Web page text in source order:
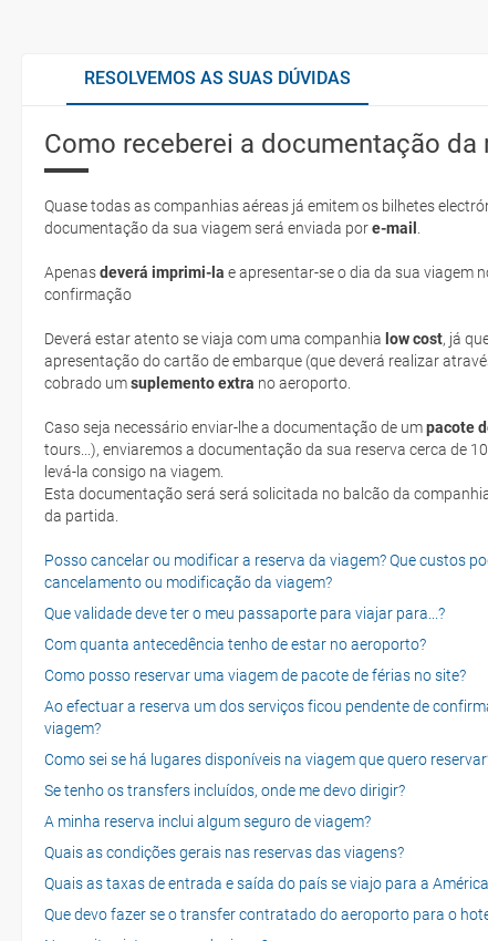
RESOLVEMOS AS SUAS DÚVIDAS
Como receberei a documentação da
Quase todas as companhias aéreas já emitem os bilhetes
documentação da sua viagem será enviada pore-mail
Apenasdeverá imprimi-la e apresentar-se o dia da sua viagem
confirmação
Deverá estar atento se viaja com uma companhia low cost, já
apresentação do cartão de embarque (que deverá realizar
cobrado umsuplemento extra no aeroporto.
Caso seja necessário enviar-lhe a documentação de umpacote
tours...), enviaremos a documentação da sua reserva cerca de
levá-la consigo na viagem.
Esta documentação será será solicitada no balcão da companhia aéreen ao realizar o check-in no dia
da partida.
Posso cancelar ou modificar a reserva da viagem? Que custos
cancelamento ou modificação da viagem?
Que validade deve ter o meu passaporte para viajar para...?
Com quanta antecedência tenho de estar no aeroporto?
Como posso reservar uma viagem de pacote de férias no site?
Ao efectuar a reserva um dos serviços ficou pendente de
viagem?
Como sei se há lugares disponíveis na viagem que quero
Se tenho os transfers incluídos, onde me devo dirigir?
A minha reserva inclui algum seguro de viagem?
Quais as condições gerais nas reservas das viagens?
Quais as taxas de entrada e saída do país se viajo para a
Que devo fazer se o transfer contratado do aeroporto para o